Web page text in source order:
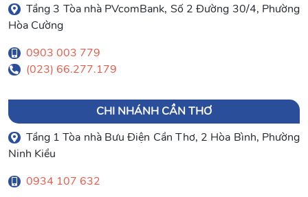
Tầng 3 Tòa nhà PVcomBank, Số 2 Đường 30/4, Phường
Hòa Cường
0903 003 779
(023) 66.277.179
CHI NHÁNH CẦN THƠ
Tầng 1 Tòa nhà Bưu Điện Cần Thơ, 2 Hòa Bình, Phường
Ninh Kiều
0934 107 632